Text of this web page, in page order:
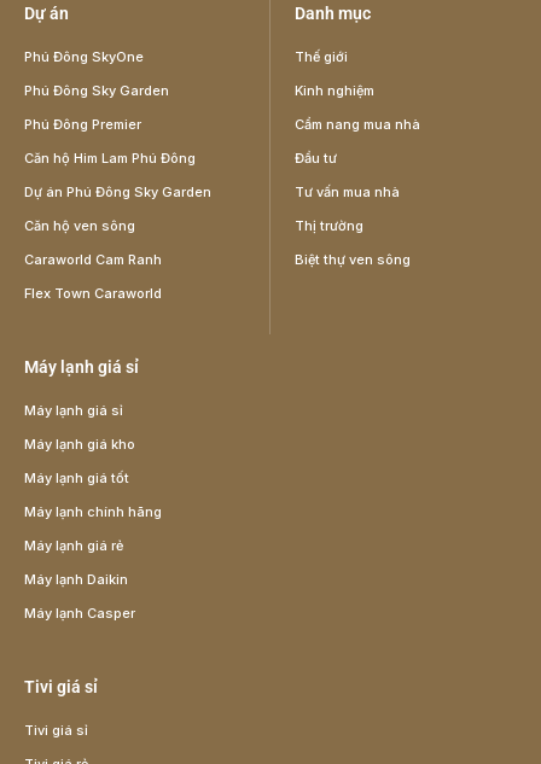
Dự án
Phú Đông SkyOne
Phú Đông Sky Garden
Phú Đông Premier
Căn hộ Him Lam Phú Đông
Dự án Phú Đông Sky Garden
Căn hộ ven sông
Caraworld Cam Ranh
Flex Town Caraworld
Danh mục
Thế giới
Kinh nghiệm
Cẩm nang mua nhà
Đầu tư
Tư vấn mua nhà
Thị trường
Biệt thự ven sông
Máy lạnh giá sỉ
Máy lạnh giá sỉ
Máy lạnh giá kho
Máy lạnh giá tốt
Máy lạnh chính hãng
Máy lạnh giá rẻ
Máy lạnh Daikin
Máy lạnh Casper
Tivi giá sỉ
Tivi giá sỉ